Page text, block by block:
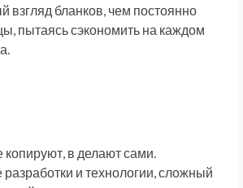
взгляд бланков, чем постоянно
пытаясь сэкономить на каждом
в делают сами.
и технологии, сложный